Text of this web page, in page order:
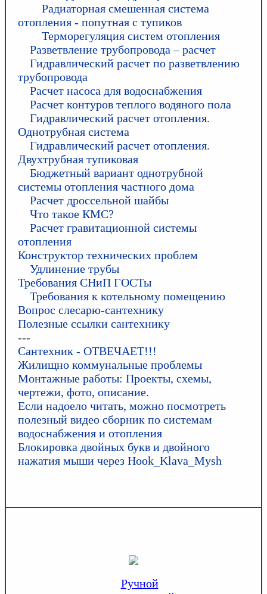
Радиаторная смешенная система
отопления - попутная с тупиков
Терморегуляция систем отопления
Разветвление трубопровода – расчет
Гидравлический расчет по разветвлению
трубопровода
Расчет насоса для водоснабжения
Расчет контуров теплого водяного пола
Гидравлический расчет отопления.
Однотрубная система
Гидравлический расчет отопления.
Двухтрубная тупиковая
Бюджетный вариант однотрубной
системы отопления частного дома
Расчет дроссельной шайбы
Что такое КМС?
Расчет гравитационной системы
отопления
Конструктор технических проблем
Удлинение трубы
Требования СНиП ГОСТы
Требования к котельному помещению
Вопрос слесарю-сантехнику
Полезные ссылки сантехнику
---
Сантехник - ОТВЕЧАЕТ!!!
Жилищно коммунальные проблемы
Монтажные работы: Проекты, схемы,
чертежи, фото, описание.
Если надоело читать, можно посмотреть
полезный видео сборник по системам
водоснабжения и отопления
Блокировка двойных букв и двойного
нажатия мыши через Hook_Klava_Mysh
Ручной